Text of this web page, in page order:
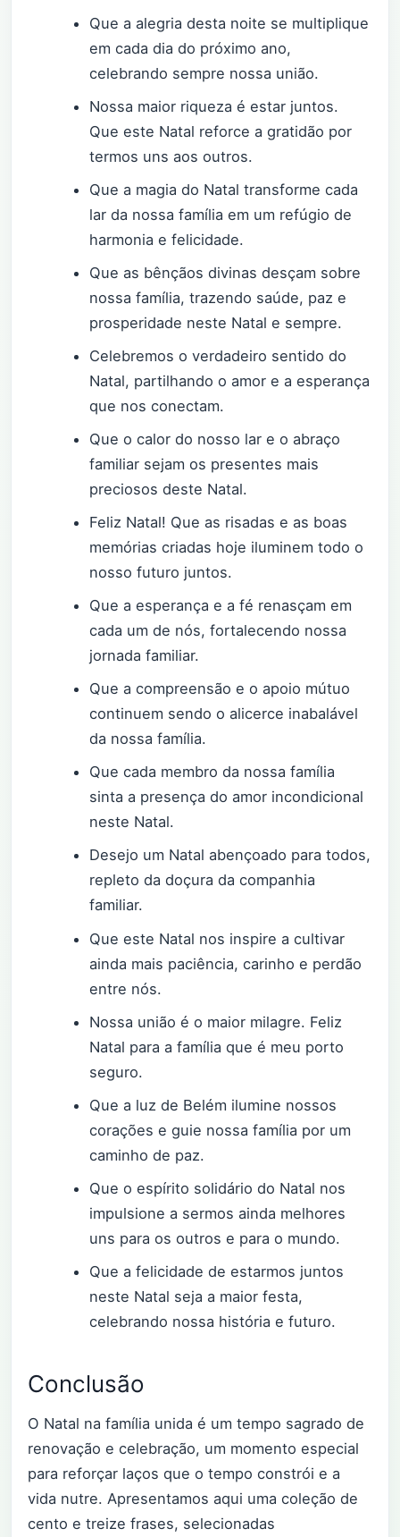
Que a alegria desta noite se multiplique
em cada dia do próximo ano,
celebrando sempre nossa união.
Nossa maior riqueza é estar juntos.
Que este Natal reforce a gratidão por
termos uns aos outros.
Que a magia do Natal transforme cada
lar da nossa família em um refúgio de
harmonia e felicidade.
Que as bênçãos divinas desçam sobre
nossa família, trazendo saúde, paz e
prosperidade neste Natal e sempre.
Celebremos o verdadeiro sentido do
Natal, partilhando o amor e a esperança
que nos conectam.
Que o calor do nosso lar e o abraço
familiar sejam os presentes mais
preciosos deste Natal.
Feliz Natal! Que as risadas e as boas
memórias criadas hoje iluminem todo o
nosso futuro juntos.
Que a esperança e a fé renasçam em
cada um de nós, fortalecendo nossa
jornada familiar.
Que a compreensão e o apoio mútuo
continuem sendo o alicerce inabalável
da nossa família.
Que cada membro da nossa família
sinta a presença do amor incondicional
neste Natal.
Desejo um Natal abençoado para todos,
repleto da doçura da companhia
familiar.
Que este Natal nos inspire a cultivar
ainda mais paciência, carinho e perdão
entre nós.
Nossa união é o maior milagre. Feliz
Natal para a família que é meu porto
seguro.
Que a luz de Belém ilumine nossos
corações e guie nossa família por um
caminho de paz.
Que o espírito solidário do Natal nos
impulsione a sermos ainda melhores
uns para os outros e para o mundo.
Que a felicidade de estarmos juntos
neste Natal seja a maior festa,
celebrando nossa história e futuro.
Conclusão
O Natal na família unida é um tempo sagrado de
renovação e celebração, um momento especial
para reforçar laços que o tempo constrói e a
vida nutre. Apresentamos aqui uma coleção de
cento e treize frases, selecionadas